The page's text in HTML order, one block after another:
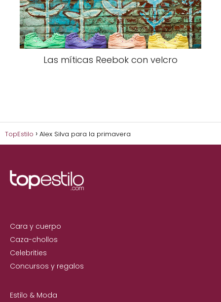
Las míticas Reebok con velcro
TopEstilo Alex Silva para la primavera
Cara y cuerpo
Caza-chollos
Celebrities
Concursos y regalos
Estilo & Moda